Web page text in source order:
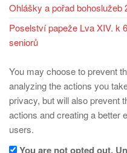
Ohlášky a pořad bohoslužeb
Poselství papeže Lva XIV. k
seniorů
You may choose to prevent
analyzing the actions you
privacy, but will also prevent
actions and creating a better
users.
You are not opted out.